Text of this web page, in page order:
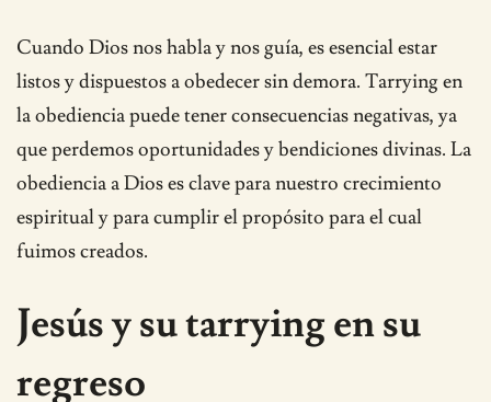
Cuando Dios nos habla y nos guía, es esencial estar
listos y dispuestos a obedecer sin demora. Tarrying en
la obediencia puede tener consecuencias negativas, ya
que perdemos oportunidades y bendiciones divinas. La
obediencia a Dios es clave para nuestro crecimiento
espiritual y para cumplir el propósito para el cual
fuimos creados.
Jesús y su tarrying en su
regreso